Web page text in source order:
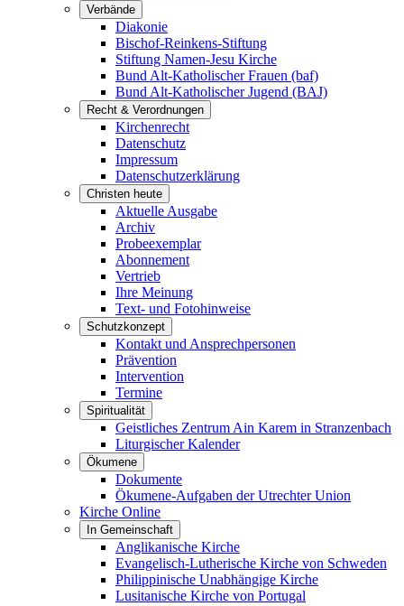
Verbände
Diakonie
Bischof-Reinkens-Stiftung
Stiftung Namen-Jesu Kirche
Bund Alt-Katholischer Frauen (baf)
Bund Alt-Katholischer Jugend (BAJ)
Recht & Verordnungen
Kirchenrecht
Datenschutz
Impressum
Datenschutzerklärung
Christen heute
Aktuelle Ausgabe
Archiv
Probeexemplar
Abonnement
Vertrieb
Ihre Meinung
Text- und Fotohinweise
Schutzkonzept
Kontakt und Ansprechpersonen
Prävention
Intervention
Termine
Spiritualität
Geistliches Zentrum Ain Karem in Stranzenbach
Liturgischer Kalender
Ökumene
Dokumente
Ökumene-Aufgaben der Utrechter Union
Kirche Online
In Gemeinschaft
Anglikanische Kirche
Evangelisch-Lutherische Kirche von Schweden
Philippinische Unabhängige Kirche
Lusitanische Kirche von Portugal